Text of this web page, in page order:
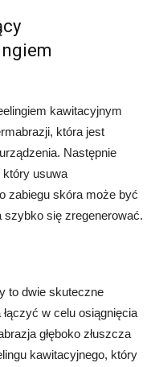
kawitacyjnym
która jest
Następnie
który usuwa
zabiegu skóra może być
szybko się zregenerować.
to dwie skuteczne
w celu osiągnięcia
głęboko złuszcza
kawitacyjnego, który